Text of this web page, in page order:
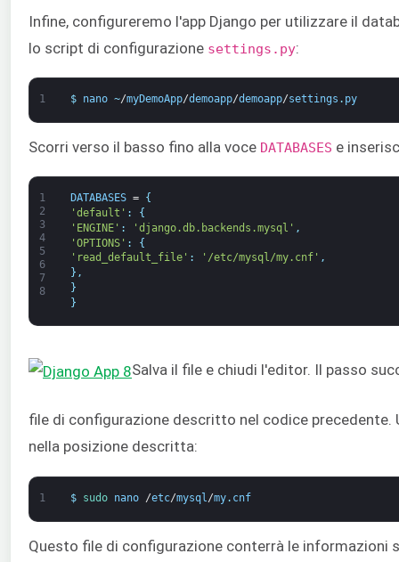
Infine, configureremo l'app Django per utilizzare il
lo script di configurazione settings.py:
1 $ nano ~/myDemoApp/demoapp/demoapp/settings . py
Scorri verso il basso fino alla voce DATABASES e
1
2
3
4
5
6
7
8
DATABASES =
{
'default' :
{
'ENGINE' : 'django.db.backends.mysql' ,
'OPTIONS' :
{
'read_default_file' : '/etc/mysql/my.cnf' ,
} ,
}
}
Salva il file e chiudi l'editor. Il passo
file di configurazione descritto nel codice precedente.
nella posizione descritta:
1 $ sudo nano /etc/mysql /my. cnf
Questo file di configurazione conterrà le informazioni